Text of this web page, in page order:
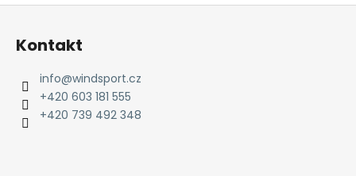
Z
Kontakt
info@windsport.cz
+420 603 181 555
+420 739 492 348